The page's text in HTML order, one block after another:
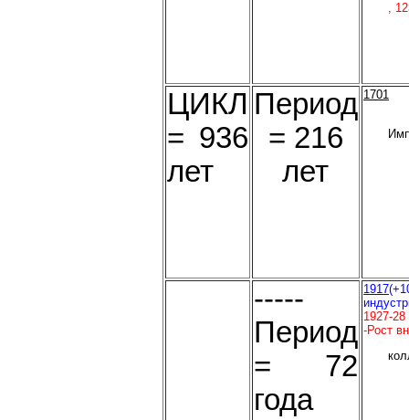
,
ЦИКЛ
= 936
лет
Период
= 216
лет
1701
-----
Период
= 72
года
1917
1927-28
-Рост